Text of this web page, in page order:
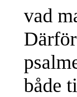
vad
både